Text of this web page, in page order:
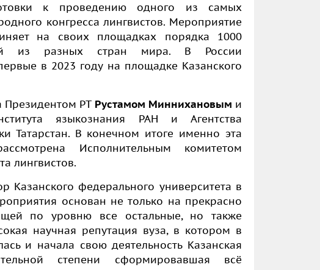
к проведению одного из самых
конгресса лингвистов. Мероприятие
на своих площадках порядка 1000
из разных стран мира. В России
в 2023 году на площадке Казанского
Президентом РТ Рустамом Миннихановым и
языкознания РАН и Агентства
Татарстан. В конечном итоге именно эта
Исполнительным комитетом
лингвистов.
Казанского федерального университета в
основан не только на прекрасно
по уровню все остальные, но также
научная репутация вуза, в котором в
и начала свою деятельность Казанская
степени сформировавшая всё